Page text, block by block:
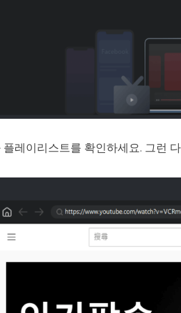
플레이리스트를 확인하세요. 그런